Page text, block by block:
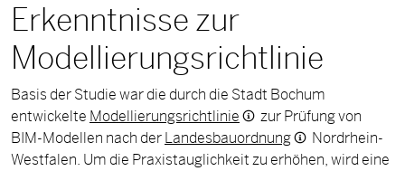
Erkenntnisse zur
Modellierungsrichtlinie
Basis der Studie war die durch die Stadt Bochum
entwickelte Modellierungsrichtlinie
zur Prüfung von
BIM-Modellen nach derLandesbauordnung
Nordrhein-
Westfalen. Um die Praxistauglichkeit zu erhöhen, wird eine